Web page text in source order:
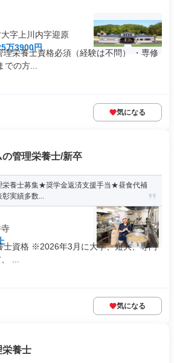
字上川内字迎原
万3900円
理栄養士資格必須（経験は不問） ・専修
の方...
気になる
管理栄養士/新卒
栄養士募集★奨学金返済支援手当★昼食代補
実績多数...
士資格 ※2026年3月に大学、短大、専門
...
気になる
栄養士